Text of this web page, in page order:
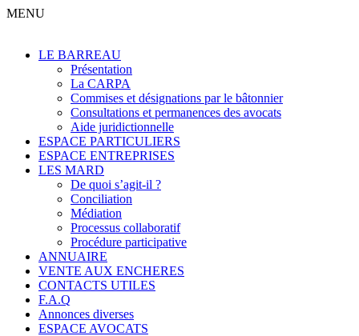
MENU
LE BARREAU
Présentation
La CARPA
Commises et désignations par le bâtonnier
Consultations et permanences des avocats
Aide juridictionnelle
ESPACE PARTICULIERS
ESPACE ENTREPRISES
LES MARD
De quoi s’agit-il ?
Conciliation
Médiation
Processus collaboratif
Procédure participative
ANNUAIRE
VENTE AUX ENCHERES
CONTACTS UTILES
F.A.Q
Annonces diverses
ESPACE AVOCATS